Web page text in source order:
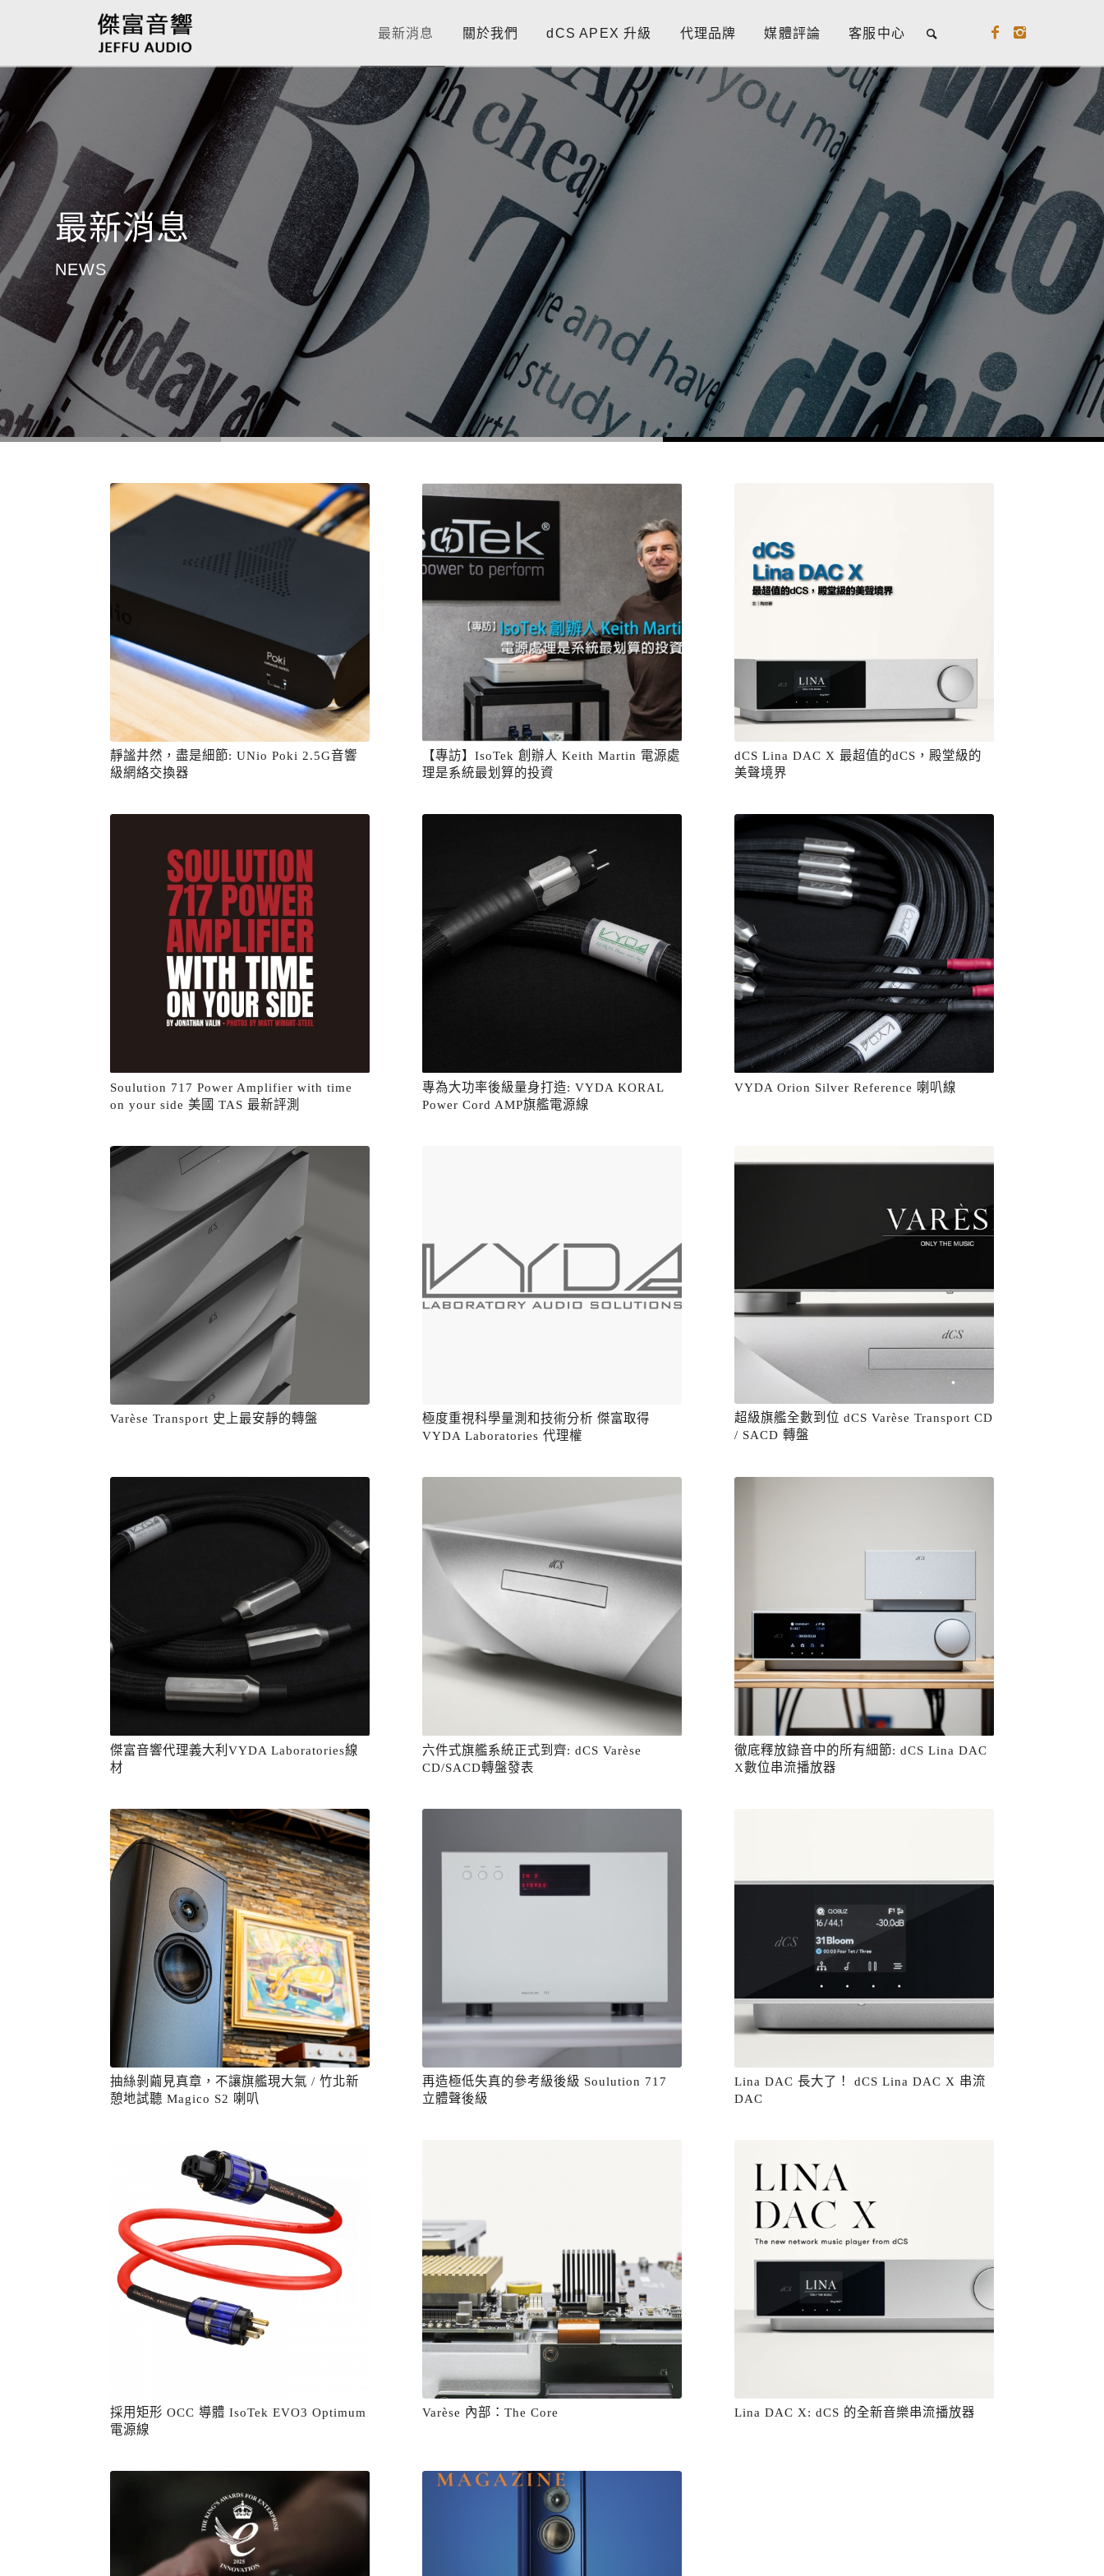
最新消息 關於我們 dCS APEX 升級 代理品牌 媒體評論 客服中心
最新消息
NEWS
靜謐井然，盡是細節: UNio Poki 2.5G音響
級網絡交換器
【專訪】IsoTek 創辦人 Keith Martin 電源處
理是系統最划算的投資
dCS Lina DAC X 最超值的dCS，殿堂級的
美聲境界
Soulution 717 Power Amplifier with time
on your side 美國 TAS 最新評測
專為大功率後級量身打造: VYDA KORAL
Power Cord AMP旗艦電源線
VYDA Orion Silver Reference 喇叭線
Varèse Transport 史上最安靜的轉盤
極度重視科學量測和技術分析 傑富取得
VYDA Laboratories 代理權
超級旗艦全數到位 dCS Varèse Transport CD
/ SACD 轉盤
傑富音響代理義大利VYDA Laboratories線
材
六件式旗艦系統正式到齊: dCS Varèse
CD/SACD轉盤發表
徹底釋放錄音中的所有細節: dCS Lina DAC
X數位串流播放器
抽絲剝繭見真章，不讓旗艦現大氣 / 竹北新
憩地試聽 Magico S2 喇叭
再造極低失真的參考級後級 Soulution 717
立體聲後級
Lina DAC 長大了！ dCS Lina DAC X 串流
DAC
採用矩形 OCC 導體 IsoTek EVO3 Optimum
電源線
Varèse 內部：The Core Lina DAC X: dCS 的全新音樂串流播放器